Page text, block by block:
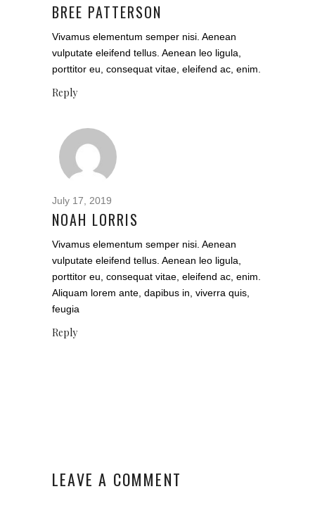
BREE PATTERSON
Vivamus elementum semper nisi. Aenean
vulputate eleifend tellus. Aenean leo ligula,
porttitor eu, consequat vitae, eleifend ac, enim.
Reply
July 17, 2019
NOAH LORRIS
Vivamus elementum semper nisi. Aenean
vulputate eleifend tellus. Aenean leo ligula,
porttitor eu, consequat vitae, eleifend ac, enim.
Aliquam lorem ante, dapibus in, viverra quis,
feugia
Reply
LEAVE A COMMENT